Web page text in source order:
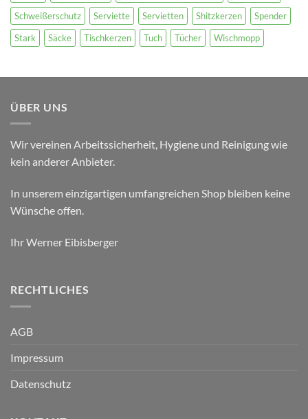
Schweißerschutz
Serviette Servietten Shitzkerzen
Spender
Stark
Säcke Tischkerzen Tuch Tücher Wischmopp
ÜBER UNS
Wir vereinen Arbeitssicherheit, Hygiene und Reinigung wie
kein anderer Anbieter.
In unserem einzigartigen umfangreichen Shop bleiben keine
Wünsche offen.
Ihr Werner Eibisberger
RECHTLICHES
AGB
Impressum
Datenschutz